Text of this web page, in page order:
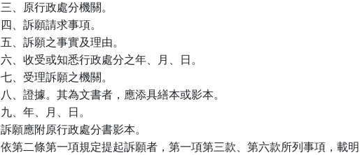
三、原行政處分機關。
四、訴願請求事項。
五、訴願之事實及理由。
六、收受或知悉行政處分之年、月、日。
七、受理訴願之機關。
八、證據。其為文書者，應添具繕本或影本。
九、年、月、日。
訴願應附原行政處分書影本。
依第二條第一項規定提起訴願者，第一項第三款、第六款所列事項，載明